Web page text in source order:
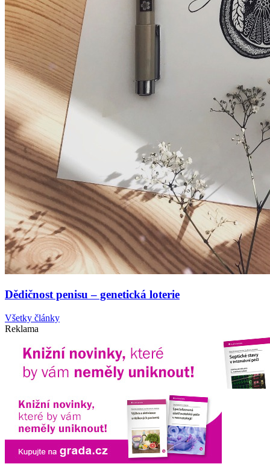
Dědičnost penisu – genetická loterie
Všetky články
Reklama